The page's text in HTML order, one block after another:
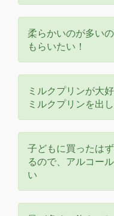
柔らかいのが多い
もらいたい！
ミルクプリンが大
ミルクプリンを出
子どもに買ったは
るので、アルコー
い